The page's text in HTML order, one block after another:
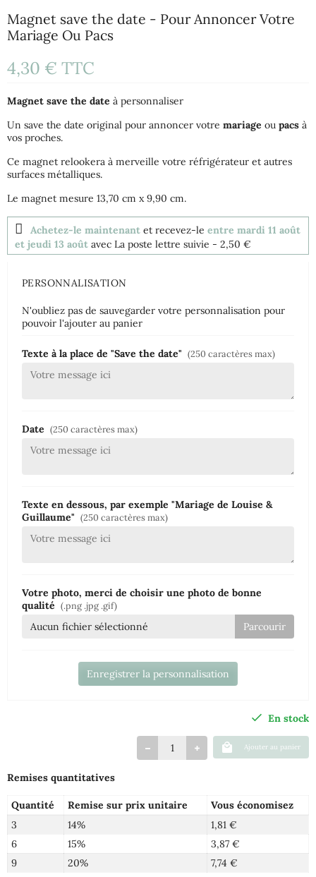
Magnet save the date - Pour Annoncer Votre
Mariage Ou Pacs
4,30 € TTC
Magnet save the date à personnaliser
Un save the date original pour annoncer votre mariage ou pacs à
vos proches.
Ce magnet relookera à merveille votre réfrigérateur et autres
surfaces métalliques.
Le magnet mesure 13,70 cm x 9,90 cm.
Achetez-le maintenant et recevez-le entre mardi 11 août
et jeudi 13 août avec La poste lettre suivie - 2,50 €
PERSONNALISATION
N'oubliez pas de sauvegarder votre personnalisation pour
pouvoir l'ajouter au panier
Texte à la place de "Save the date" (250 caractères max)
Date (250 caractères max)
Texte en dessous, par exemple "Mariage de Louise &
Guillaume" (250 caractères max)
Votre photo, merci de choisir une photo de bonne
qualité (.png .jpg .gif)
Aucun fichier sélectionné
Enregistrer la personnalisation
En stock
Ajouter au panier
Remises quantitatives
Quantité Remise sur prix unitaire
Vous économisez
3
14%
1,81 €
6
15%
3,87 €
9
20% 7,74 €